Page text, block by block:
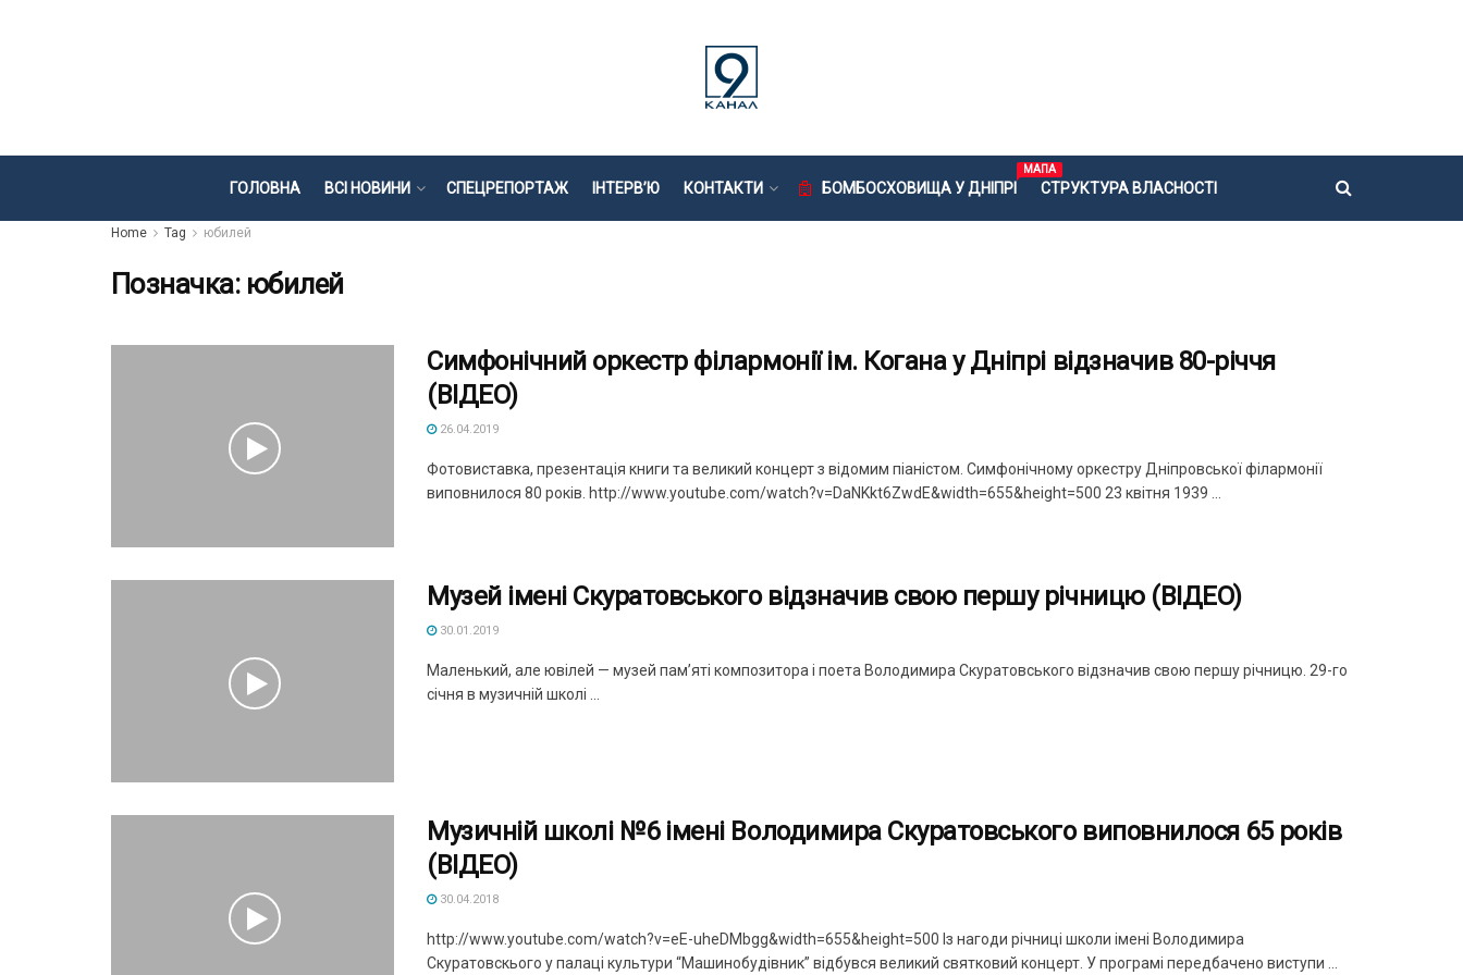
ГОЛОВНА ВСІ НОВИНИ СПЕЦРЕПОРТАЖ ІНТЕРВ’Ю КОНТАКТИ БОМБОСХОВИЩА У ДНІПРІ
МАПА
СТРУКТУРА ВЛАСНОСТІ
Home Tag юбилей
Позначка: юбилей
Симфонічний оркестр філармонії ім. Когана у Дніпрі відзначив 80-річчя
(ВІДЕО)
26.04.2019
Фотовиставка, презентація книги та великий концерт з відомим піаністом. Симфонічному оркестру Дніпровської філармонії
виповнилося 80 років. http://www.youtube.com/watch?v=DaNKkt6ZwdE&width=655&height=500 23 квітня 1939 ...
Музей імені Скуратовського відзначив свою першу річницю (ВІДЕО)
30.01.2019
Маленький, але ювілей — музей пам’яті композитора і поета Володимира Скуратовського відзначив свою першу річницю. 29-го
січня в музичній школі ...
Музичній школі №6 імені Володимира Скуратовського виповнилося 65 років
(ВІДЕО)
30.04.2018
http://www.youtube.com/watch?v=eE-uheDMbgg&width=655&height=500 Із нагоди річниці школи імені Володимира
Скуратовскього у палаці культури “Машинобудівник” відбувся великий святковий концерт. У програмі передбачено виступи ...